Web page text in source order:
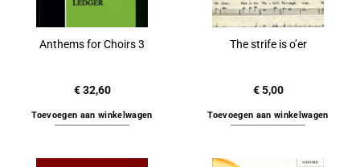
Anthems for Choirs 3
€32,60
Toevoegen aan winkelwagen
The strife is o’er
€5,00
Toevoegen aan winkelwagen